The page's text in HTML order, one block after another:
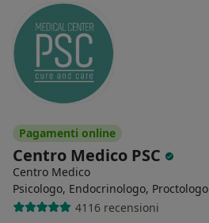
Pagamenti online
Centro Medico PSC
Centro Medico
Psicologo, Endocrinologo, Proctologo
4116 recensioni